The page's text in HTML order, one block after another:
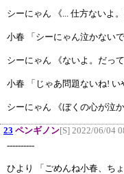
シーにゃん 《... 仕方ないよ
小春 「シーにゃん泣かない
シーにゃん 《ないよ。だっ
小春 「じゃあ問題ないね! い
シーにゃん 《ぼくの心が泣
23 ペンギノン[S] 2022/06/04
----------
ひより 「ごめんね小春、ち